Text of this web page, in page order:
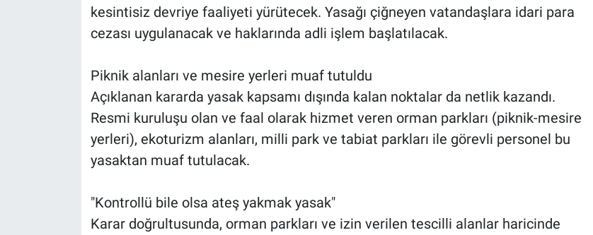
kesintisiz devriye faaliyeti yürütecek. Yasağı çiğneyen vatandaşlara idari para
cezası uygulanacak ve haklarında adli işlem başlatılacak.
Piknik alanları ve mesire yerleri muaf tutuldu
Açıklanan kararda yasak kapsamı dışında kalan noktalar da netlik kazandı.
Resmi kuruluşu olan ve faal olarak hizmet veren orman parkları (piknik-mesire
yerleri), ekoturizm alanları, milli park ve tabiat parkları ile görevli personel bu
yasaktan muaf tutulacak.
"Kontrollü bile olsa ateş yakmak yasak"
Karar doğrultusunda, orman parkları ve izin verilen tescilli alanlar haricinde